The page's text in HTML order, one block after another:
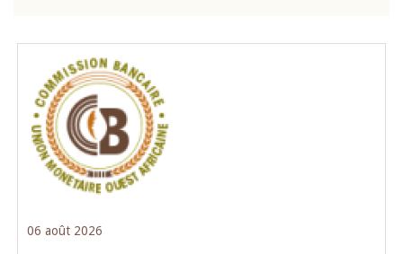
06 août 2026